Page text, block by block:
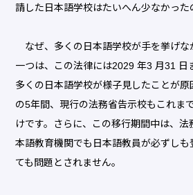
請した日本語学校はたいへん少なかった
なぜ、多くの日本語学校が手を挙げな
一つは、この法律には2029 年3 月31 日
多くの日本語学校が様子見したことが原
の5年間、現行の法務省告示校もこれま
けです。さらに、この移行期間中は、法
本語教育機関でも日本語教員が必ずしも
ても問題とされません。